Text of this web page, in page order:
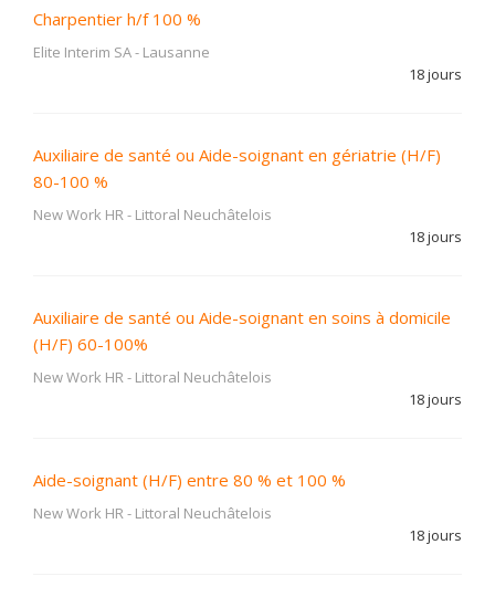
Charpentier h/f 100 %
Elite Interim SA- Lausanne
18 jours
Auxiliaire de santé ou Aide-soignant en gériatrie (H/F)
80-100 %
New Work HR- Littoral Neuchâtelois
18 jours
Auxiliaire de santé ou Aide-soignant en soins à domicile
(H/F) 60-100%
New Work HR- Littoral Neuchâtelois
18 jours
Aide-soignant (H/F) entre 80 % et 100 %
New Work HR- Littoral Neuchâtelois
18 jours